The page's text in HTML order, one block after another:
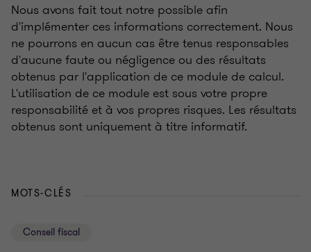
Nous avons fait tout notre possible afin
d'implémenter ces informations correctement. Nous
ne pourrons en aucun cas être tenus responsables
d'aucune faute ou négligence ou des résultats
obtenus par l'application de ce module de calcul.
L'utilisation de ce module est sous votre propre
responsabilité et à vos propres risques. Les résultats
obtenus sont uniquement à titre informatif.
MOTS-CLÉS
Conseil fiscal